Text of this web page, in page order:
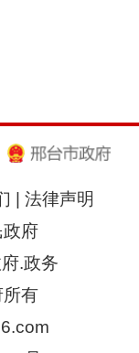
法律声明
政府
.政务
所有